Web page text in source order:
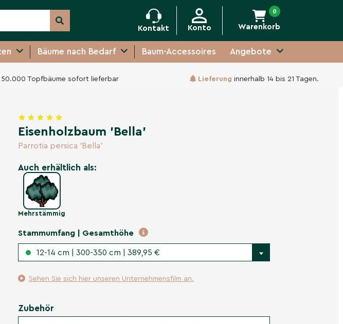
Kontakt Konto Warenkorb
0
Bäume nach Bedarf Baum-Accessoires Angebote
50.000 Topfbäume sofort lieferbar Lieferung innerhalb 14 bis 21 Tagen.
Eisenholzbaum 'Bella'
Parrotia persica 'Bella'
Auch erhältlich als:
Mehrstämmig
Stammumfang | Gesamthöhe
12-14 cm | 300-350 cm | 389,95 €
Sehen Sie sich hier unseren Unternehmensfilm an.
Zubehör